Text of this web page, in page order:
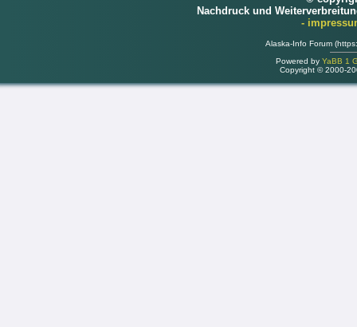
Nachdruck und
-
Alaska-Info Forum
Powered by YaBB 1
Copyright © 2000-